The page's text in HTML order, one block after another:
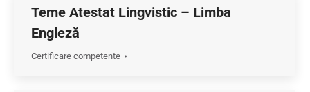
Teme Atestat Lingvistic – Limba
Engleză
Certificare competente